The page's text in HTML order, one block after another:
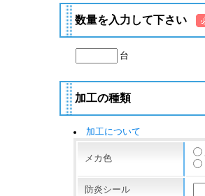
数量を入力して下さい
台
加工の種類
加工について
メカ色
防炎シール